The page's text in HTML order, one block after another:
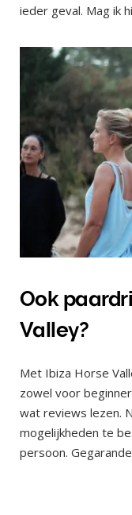
ieder geval. Mag ik
Ook
Valley?
Met Ibiza Horse
zowel voor
wat reviews lezen.
mogelijkheden te
persoon.